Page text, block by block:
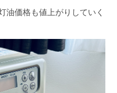
油価格も値上がりしていく